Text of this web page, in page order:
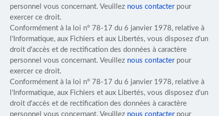
personnel vous concernant. Veuillez nous contacterpour
exercer ce droit.
Conformément à la loi n° 78-17 du 6 janvier 1978, relative à
l'Informatique, aux Fichiers et aux Libertés, vous disposez d'un
droit d'accès et de rectification des données à caractère
personnel vous concernant. Veuillez nous contacterpour
exercer ce droit.
Conformément à la loi n° 78-17 du 6 janvier 1978, relative à
l'Informatique, aux Fichiers et aux Libertés, vous disposez d'un
droit d'accès et de rectification des données à caractère
personnel vous concernant. Veuillez nous contacterpour